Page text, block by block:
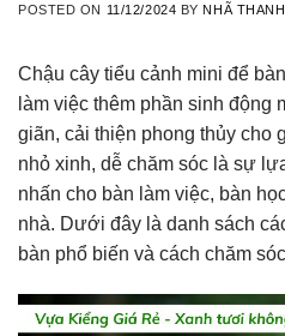
POSTED ON 11/12/2024 BYNHÃ THANH
Chậu cây tiểu cảnh mini để
làm việc thêm phần sinh động
giãn, cải thiện phong thủy cho
nhỏ xinh, dễ chăm sóc là sự
nhấn cho bàn làm việc, bàn
nhà. Dưới đây là danh sách
bàn phổ biến và cách chăm